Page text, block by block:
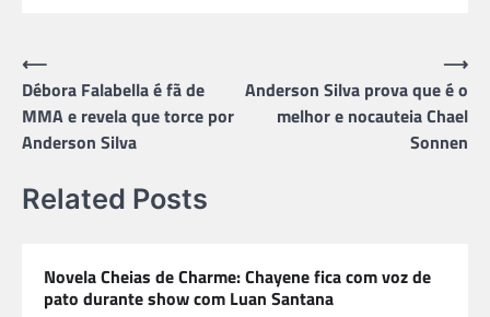
Navegação
de
Post
⟵
Débora Falabella é fã de
MMA e revela que torce por
Anderson Silva
Anderson Silva prova que é o
melhor e nocauteia Chael
Sonnen
⟶
Related Posts
Novela Cheias de Charme: Chayene fica com voz de
pato durante show com Luan Santana